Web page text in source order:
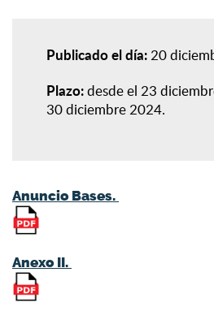
Publicado el día:20
Plazo:desde el 23
30 diciembre 2024
Anuncio Bases.
Anexo II.